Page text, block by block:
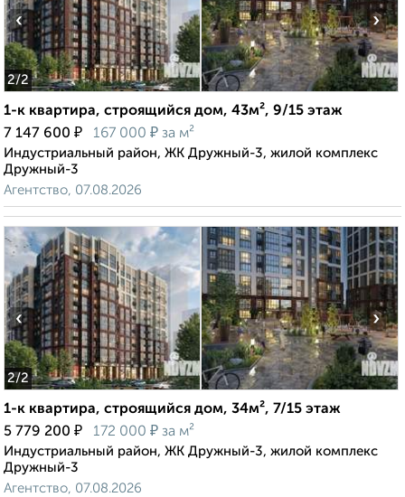
2/2
‹ ›
1-к квартира, строящийся дом, 43м², 9/15 этаж
7 147 600 ₽ 167 000 ₽ за м²
Индустриальный район, ЖК Дружный-3, жилой комплекс
Дружный-3
Агентство, 07.08.2026
2/2
‹ ›
1-к квартира, строящийся дом, 34м², 7/15 этаж
5 779 200 ₽ 172 000 ₽ за м²
Индустриальный район, ЖК Дружный-3, жилой комплекс
Дружный-3
Агентство, 07.08.2026